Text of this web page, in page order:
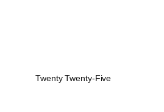
Twenty Twenty-Five